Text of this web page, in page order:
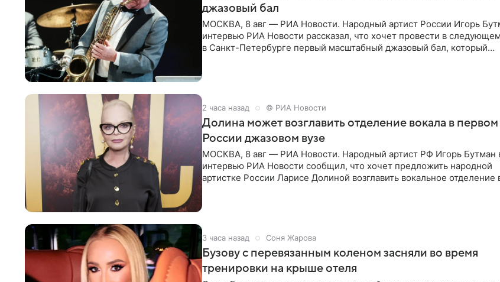
джазовый бал
МОСКВА, 8 авг — РИА Новости. Народный артист России Игорь
интервью РИА Новости рассказал, что хочет провести в
в Санкт-Петербурге первый масштабный джазовый бал, который
2 часа назад © РИА Новости
Долина может возглавить отделение вокала в первом
России джазовом вузе
МОСКВА, 8 авг — РИА Новости. Народный артист РФ Игорь Бутман
интервью РИА Новости сообщил, что хочет предложить народной
артистке России Ларисе Долиной возглавить вокальное отделение
3 часа назад Соня Жарова
Бузову с перевязанным коленом засняли во время
тренировки на крыше отеля